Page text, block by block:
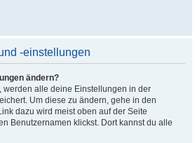
-einstellungen
ändern?
werden alle deine Einstellungen in der
Um diese zu ändern, gehe in den
dazu wird meist oben auf der Seite
Benutzernamen klickst. Dort kannst du alle